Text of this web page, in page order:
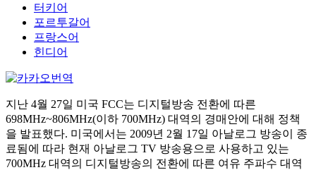
터키어
포르투갈어
프랑스어
힌디어
지난 4월 27일 미국 FCC는 디지털방송 전환에 따른
698MHz~806MHz(이하 700MHz) 대역의 경매안에 대해 정책
을 발표했다. 미국에서는 2009년 2월 17일 아날로그 방송이 종
료됨에 따라 현재 아날로그 TV 방송용으로 사용하고 있는
700MHz 대역의 디지털방송의 전환에 따른 여유 주파수 대역